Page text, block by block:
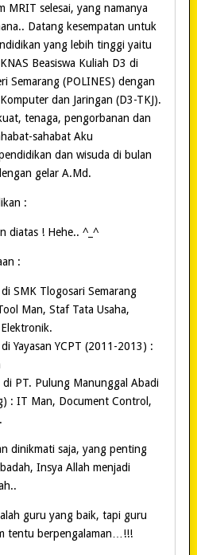
MRIT selesai, yang namanya
Datang kesempatan untuk
yang lebih tinggi yaitu
Beasiswa Kuliah D3 di
Semarang (POLINES) dengan
dan Jaringan (D3-TKJ).
tenaga, pengorbanan dan
sahabat Aku
dan wisuda di bulan
gelar A.Md.
:
diatas ! Hehe.. ^_^
:
SMK Tlogosari Semarang
Man, Staf Tata Usaha,
Yayasan YCPT (2011-2013) :
di PT. Pulung Manunggal Abadi
: IT Man, Document Control,
dinikmati saja, yang penting
Insya Allah menjadi
guru yang baik, tapi guru
tentu berpengalaman…!!!